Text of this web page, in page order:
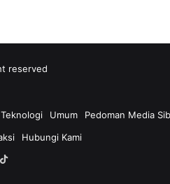
reserved
Teknologi Umum Pedoman Media
Hubungi Kami
TikTok